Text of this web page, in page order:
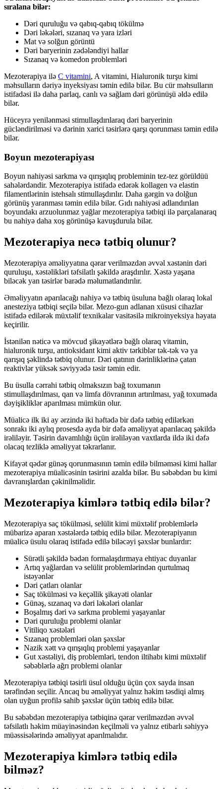
sıralana bilər:
Dəri quruluğu və qabıq-qabıq tökülmə
Dəri ləkələri, sızanaq və yara izləri
Mat və solğun görüntü
Dəri baryerinin zədələndiyi hallar
Sızanaq və komedon problemləri
Mezoterapiya ilə C vitamini, A vitamini, Hialuronik turşu kimi
məhsulların dəriyə inyeksiyası təmin edilə bilər. Bu cür məhsulların
istifadəsi ilə daha parlaq, canlı və sağlam dəri görünüşü əldə edilə
bilər.
Hüceyrə yenilənməsi stimullaşdırılaraq dəri baryerinin
gücləndirilməsi və dərinin xarici təsirlərə qarşı qorunması təmin edilə
bilər.
Boyun mezoterapiyası
Boyun nahiyəsi sarkma və qırışıqlıq probleminin tez-tez görüldüü
sahələrdəndir. Mezoterapiya istifadə edərək kollagen və elastin
filamentlərinin istehsalı stimullaşdırılır. Daha gərgin və dolğun
görünüş yaranması təmin edilə bilər. Gıdı nahiyəsi adlandırılan
boyundakı arzuolunmaz yağlar mezoterapiya tətbiqi ilə parçalanaraq
bu nahiyə daha xoş görünüşə kavuşdurula bilər.
Mezoterapiya necə tətbiq olunur?
Mezoterapiya əməliyyatına qərar verilməzdən əvvəl xəstənin dəri
quruluşu, xəstəlikləri təfsilatlı şəkildə araşdırılır. Xəstə yaşana
biləcək yan təsirlər barədə məlumatlandırılır.
Əməliyyatın aparılacağı nahiyə və tətbiq üsuluna bağlı olaraq lokal
anesteziya tətbiqi seçilə bilər. Mezo-gun adlanan xüsusi cihazlar
istifadə edilərək müxtəlif texnikalar vasitəsilə mikroinyeksiya həyata
keçirilir.
İstənilən nəticə və mövcud şikayətlərə bağlı olaraq vitamin,
hialuronik turşu, antioksidant kimi aktiv tərkiblər tək-tək və ya
qarışıq şəklində tətbiq olunur. Dəri qatının dərinliklərinə çatan
reaktivlər yüksək səviyyədə təsir təmin edir.
Bu üsulla cərrahi tətbiq olmaksızın bağ toxumanın
stimullaşdırılması, qan və limfa dövranının artırılması, yağ toxumada
dəyişikliklər aparılması mümkün olur.
Müalicə ilk iki ay ərzində iki həftədə bir dəfə tətbiq edilərkən
sonrakı iki aylıq prosesdə ayda bir dəfə əməliyyat aparılacaq şəkildə
irəliləyir. Təsirin davamlılığı üçün irəliləyən vaxtlarda ildə iki dəfə
olacaq tezliklə əməliyyat təkrarlanır.
Kifayət qədər günəş qorunmasının təmin edilə bilməməsi kimi hallar
mezoterapiya müalicəsinin təsirini azalda bilər. Bu səbəbdən bu kimi
davranışlardan çəkinilməlidir.
Mezoterapiya kimlərə tətbiq edilə bilər?
Mezoterapiya saç tökülməsi, selülit kimi müxtəlif problemlərlə
mübarizə aparan xəstələrdə tətbiq edilə bilər. Mezoterapiyanın
müalicə üsulu olaraq istifadə edilə biləcəyi şəxslər bunlardır:
Sürətli şəkildə bədən formalaşdırmaya ehtiyac duyanlar
Artıq yağlardan və selülit problemlərindən qurtulmaq
istəyənlər
Dəri çatları olanlar
Saç tökülməsi və keçəllik şikayəti olanlar
Günəş, sızanaq və dəri ləkələri olanlar
Boşalmış dəri və sarkma problemi yaşayanlar
Dəri quruluğu problemi olanlar
Vitiliqo xəstələri
Sızanaq problemləri olan şəxslər
Nazik xətt və qırışıqlıq problemi yaşayanlar
Gut xəstəliyi, diş problemləri, tendon iltihabı kimi müxtəlif
səbəblərlə ağrı problemi olanlar
Mezoterapiya tətbiqi təsirli üsul olduğu üçün çox sayda insan
tərəfindən seçilir. Ancaq bu əməliyyat yalnız həkim təsdiqi almış
olan uyğun profilə sahib şəxslər üçün tətbiq edilə bilər.
Bu səbəbdən mezoterapiya tətbiqinə qərar verilməzdən əvvəl
təfsilatlı həkim müayinəsindən keçilməli və yalnız etibarlı səhiyyə
müəssisələrində əməliyyat aparılmalıdır.
Mezoterapiya kimlərə tətbiq edilə
bilməz?